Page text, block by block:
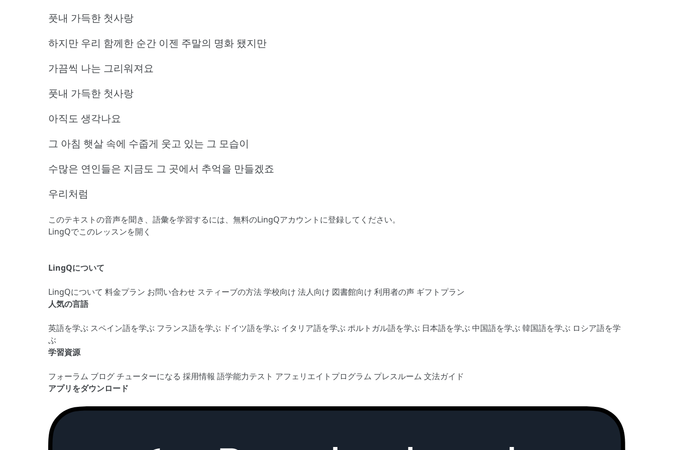
풋내 가득한 첫사랑
하지만 우리 함께한 순간 이젠 주말의 명화 됐지만
가끔씩 나는 그리워져요
풋내 가득한 첫사랑
아직도 생각나요
그 아침 햇살 속에 수줍게 웃고 있는 그 모습이
수많은 연인들은 지금도 그 곳에서 추억을 만들겠죠
우리처럼
このテキストの音声を聞き、語彙を学習するには、 無料のLingQアカウントに登録してください。
LingQでこのレッスンを開く
LingQについて
LingQについて 料金プラン お問い合わせ スティーブの方法学校向け 法人向け 図書館向け 利用者の声 ギフトプラン
人気の言語
英語を学ぶ スペイン語を学ぶ フランス語を学ぶ ドイツ語を学ぶ イタリア語を学ぶ ポルトガル語を学ぶ 日本語を学ぶ 中国語を学ぶ 韓国語を学ぶ ロシア語を学
ぶ
学習資源
フォーラム ブログチューターになる 採用情報 語学能力テスト アフェリエイトプログラム プレスルーム 文法ガイド
アプリをダウンロード